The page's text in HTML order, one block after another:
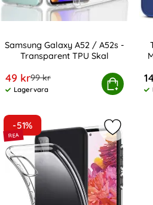
Samsung Galaxy A52 / A52s -
Transparent TPU Skal
rea pris
49 krtidigare pris
99 kr
Tillgänglighet:
Lagervara
Köp
Galaxy A52 / A52s -
Tech-
-51%
Markera